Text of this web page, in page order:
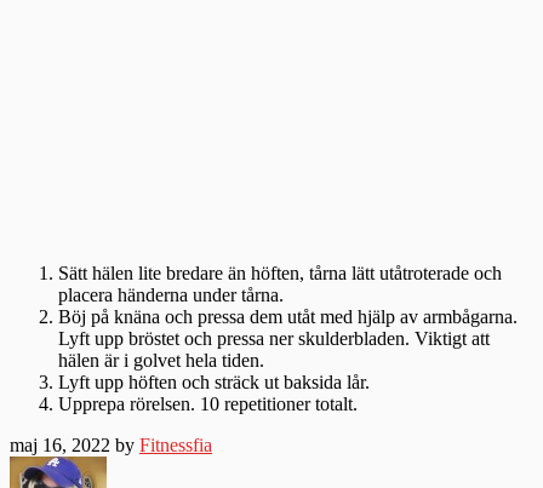
Sätt hälen lite bredare än höften, tårna lätt utåtroterade och
placera händerna under tårna.
Böj på knäna och pressa dem utåt med hjälp av armbågarna.
Lyft upp bröstet och pressa ner skulderbladen. Viktigt att
hälen är i golvet hela tiden.
Lyft upp höften och sträck ut baksida lår.
Upprepa rörelsen. 10 repetitioner totalt.
maj 16, 2022 by Fitnessfia